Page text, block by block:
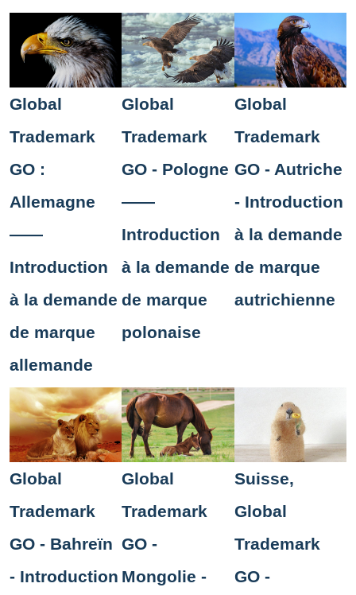
Global
Trademark
GO :
Allemagne
——
Introduction
à la demande
de marque
allemande
Global
Trademark
GO - Pologne
——
Introduction
à la demande
de marque
polonaise
Global
Trademark
GO - Autriche
- Introduction
à la demande
de marque
autrichienne
Global
Trademark
GO - Bahreïn
- Introduction
Global
Trademark
GO -
Mongolie -
Suisse,
Global
Trademark
GO -